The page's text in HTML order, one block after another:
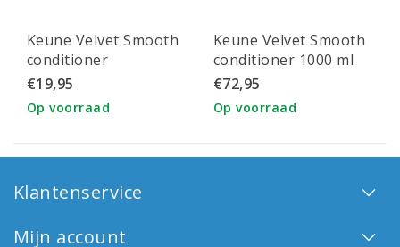
Keune Velvet Smooth
conditioner
€19,95
Op voorraad
Keune Velvet Smooth
conditioner 1000 ml
€72,95
Op voorraad
Klantenservice
Mijn account